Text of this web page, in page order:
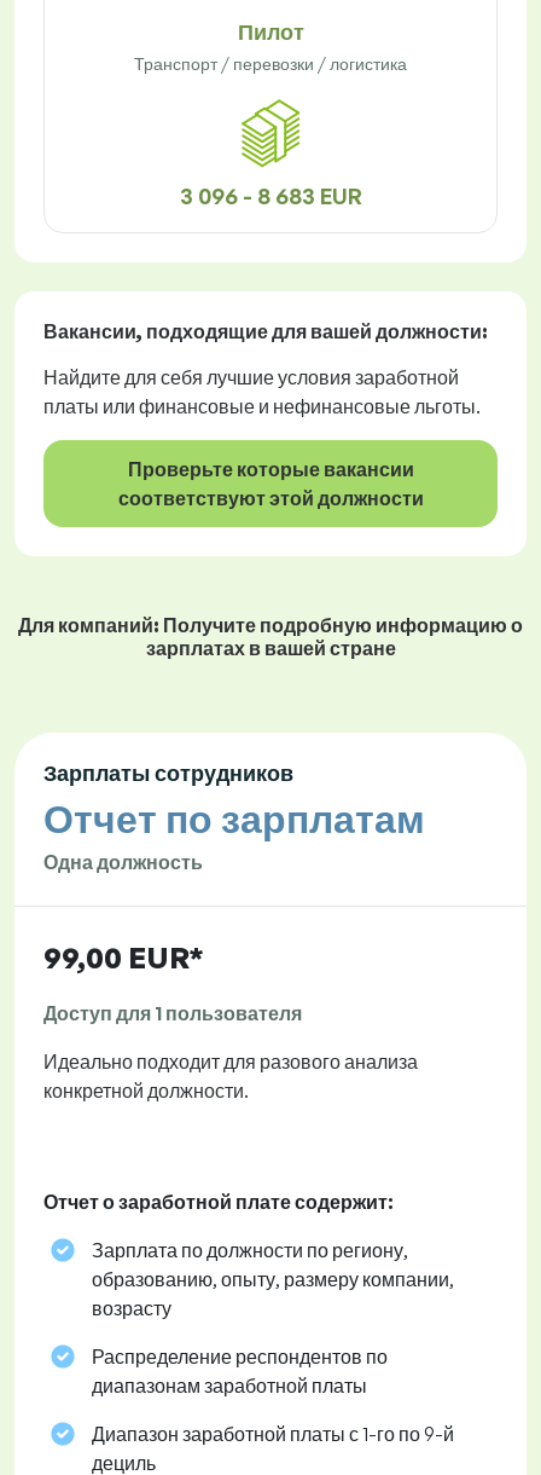
Пилот
Транспорт / перевозки / логистика
3 096 - 8 683 EUR
Вакансии, подходящие для вашей должности:
Найдите для себя лучшие условия заработной
платы или финансовые и нефинансовые льготы.
Проверьте которые вакансии
соответствуют этой должности
Для компаний: Получите подробную информацию о
зарплатах в вашей стране
Зарплаты сотрудников
Отчет по зарплатам
Одна должность
99,00 EUR*
Доступ для 1 пользователя
Идеально подходит для разового анализа
конкретной должности.
Отчет о заработной плате содержит:
Зарплата по должности по региону,
образованию, опыту, размеру компании,
возрасту
Распределение респондентов по
диапазонам заработной платы
Диапазон заработной платы с 1-го по 9-й
дециль